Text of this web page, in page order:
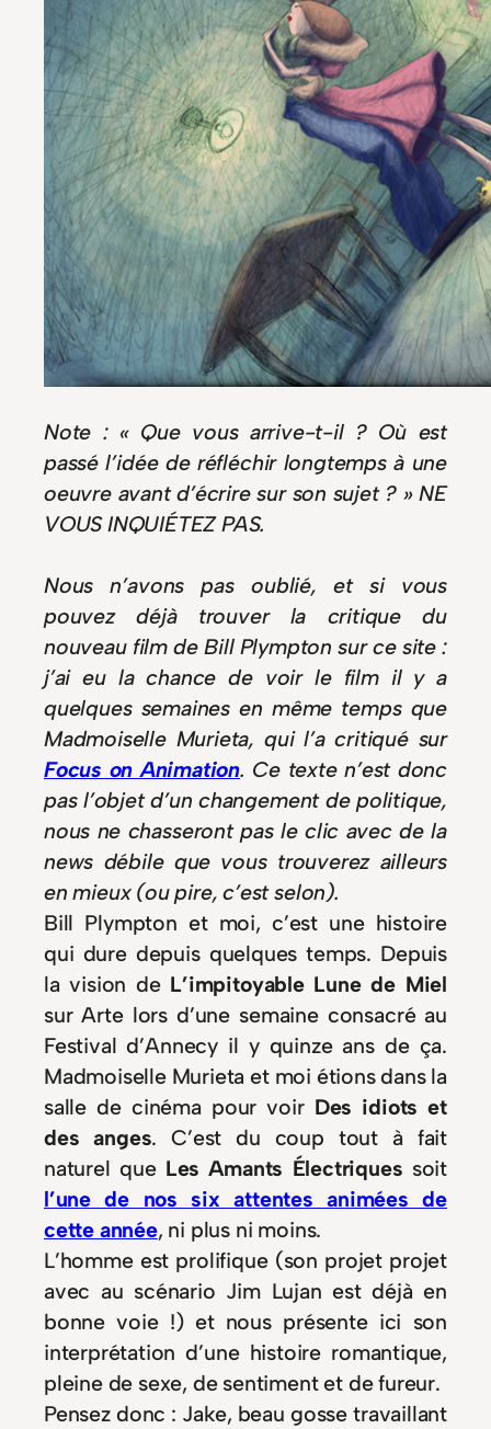
Note : « Que vous arrive-t-il ? Où est
passé l’idée de réfléchir longtemps à une
oeuvre avant d’écrire sur son sujet ? » NE
VOUS INQUIÉTEZ PAS.
Nous n’avons pas oublié, et si vous
pouvez déjà trouver la critique du
nouveau film de Bill Plympton sur ce site :
j’ai eu la chance de voir le film il y a
quelques semaines en même temps que
Madmoiselle Murieta, qui l’a critiqué sur
Focus on Animation. Ce texte n’est donc
pas l’objet d’un changement de politique,
nous ne chasseront pas le clic avec de la
news débile que vous trouverez ailleurs
en mieux (ou pire, c’est selon).
Bill Plympton et moi, c’est une histoire
qui dure depuis quelques temps. Depuis
la vision de L’impitoyable Lune de Miel
sur Arte lors d’une semaine consacré au
Festival d’Annecy il y quinze ans de ça.
Madmoiselle Murieta et moi étions dans la
salle de cinéma pour voir Des idiots et
des anges. C’est du coup tout à fait
naturel queLes Amants Électriques soit
l’une de nos six attentes animées de
cette année, ni plus ni moins.
L’homme est prolifique (son projet projet
avec au scénario Jim Lujan est déjà en
bonne voie !) et nous présente ici son
interprétation d’une histoire romantique,
pleine de sexe, de sentiment et de fureur.
Pensez donc : Jake, beau gosse travaillant